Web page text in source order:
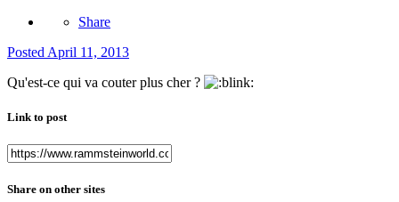
Share
Posted April 11, 2013
Qu'est-ce qui va couter plus cher ?
Link to post
Share on other sites